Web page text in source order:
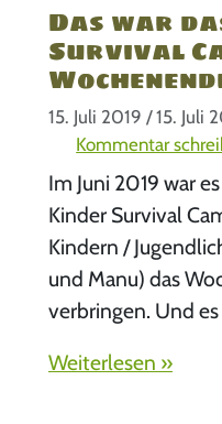
Das war
Survival
15. Juli 2019 / 15. Juli
Kommentar
Im Juni 2019 war
Kinder Survival
Kindern /
und Manu) das
verbringen. Und
Weiterlesen »